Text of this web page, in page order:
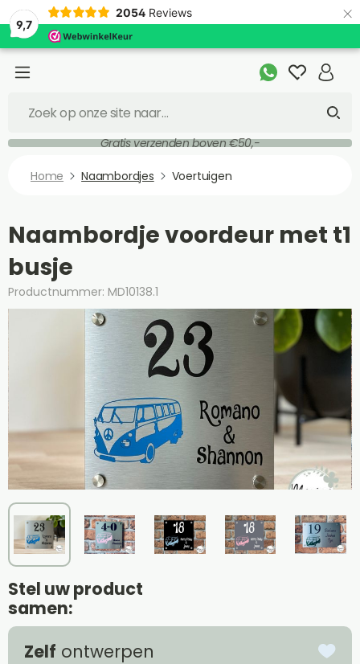
9,7
2054 Reviews ×
Gratis verzenden boven €50,-
Home Naambordjes Voertuigen
Naambordje voordeur met t1
busje
Productnummer: MD10138.1
Stel uw product
samen:
Zelf ontwerpen